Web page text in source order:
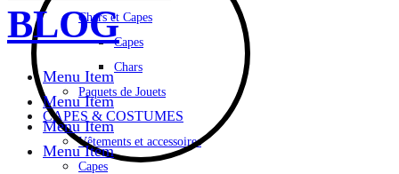
Chars et Capes
Capes
Chars
Paquets de Jouets
CAPES & COSTUMES
Vêtements et accessoires
Capes
BLOG
Menu Item
Menu Item
Menu Item
Menu Item